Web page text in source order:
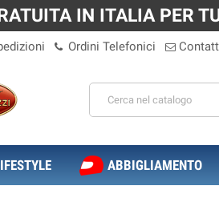
IN ITALIA PER
Ordini Telefonici
ABBIGLIAMENTO